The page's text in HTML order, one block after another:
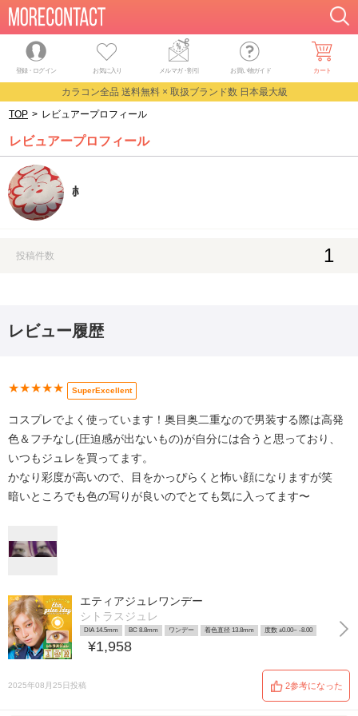
登録・ログイン お気に入り メルマガ・割引 お買い物ガイド カート
カラコン全品 送料無料 × 取扱ブランド数 日本最大級
TOP > レビュアープロフィール
レビュアープロフィール
ﾎ
投稿件数 1
レビュー履歴
★★★★★ SuperExcellent
コスプレでよく使っています！奥目奥二重なので男装する際は高発
色＆フチなし(圧迫感が出ないもの)が自分には合うと思っており、
いつもジュレを買ってます。
かなり彩度が高いので、目をかっぴらくと怖い顔になりますが笑
暗いところでも色の写りが良いのでとても気に入ってます〜
エティアジュレワンデー
シトラスジュレ
DIA 14.5mm BC 8.8mm ワンデー 着色直径 13.8mm 度数 ±0.00~ -8.00
¥1,958
2025年08月25日投稿 2参考になった